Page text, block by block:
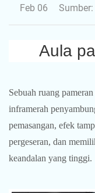
Feb 06
Aula
Sebuah ruang
inframerah
pemasangan, efek
pergeseran, dan
keandalan yang tinggi.